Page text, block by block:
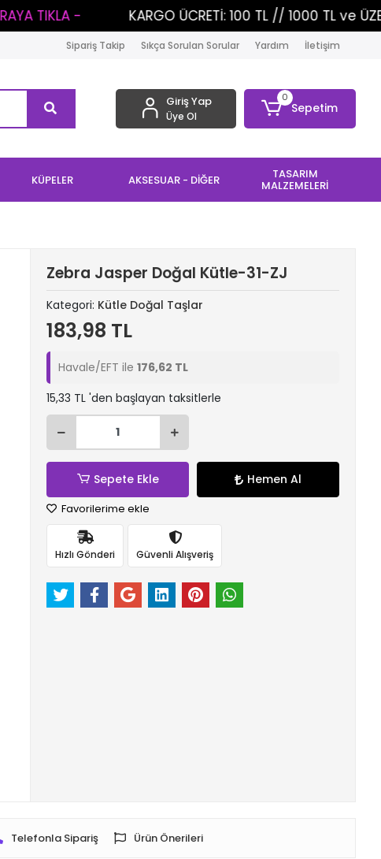
KARGO ÜCRETİ: 100 TL // 1000 TL ve ÜZERİ
Sipariş Takip Sıkça Sorulan Sorular Yardım İletişim
Giriş Yap
Üye Ol
0
Sepetim
KÜPELER AKSESUAR - DİĞER TASARIM
MALZEMELERİ
Zebra Jasper Doğal Kütle-31-ZJ
Kategori: Kütle Doğal Taşlar
183,98 TL
Havale/EFT ile176,62 TL
15,33 TL 'den başlayan taksitlerle
Sepete Ekle Hemen Al
Favorilerime ekle
Hızlı Gönderi Güvenli Alışveriş
Telefonla Sipariş Ürün Önerileri